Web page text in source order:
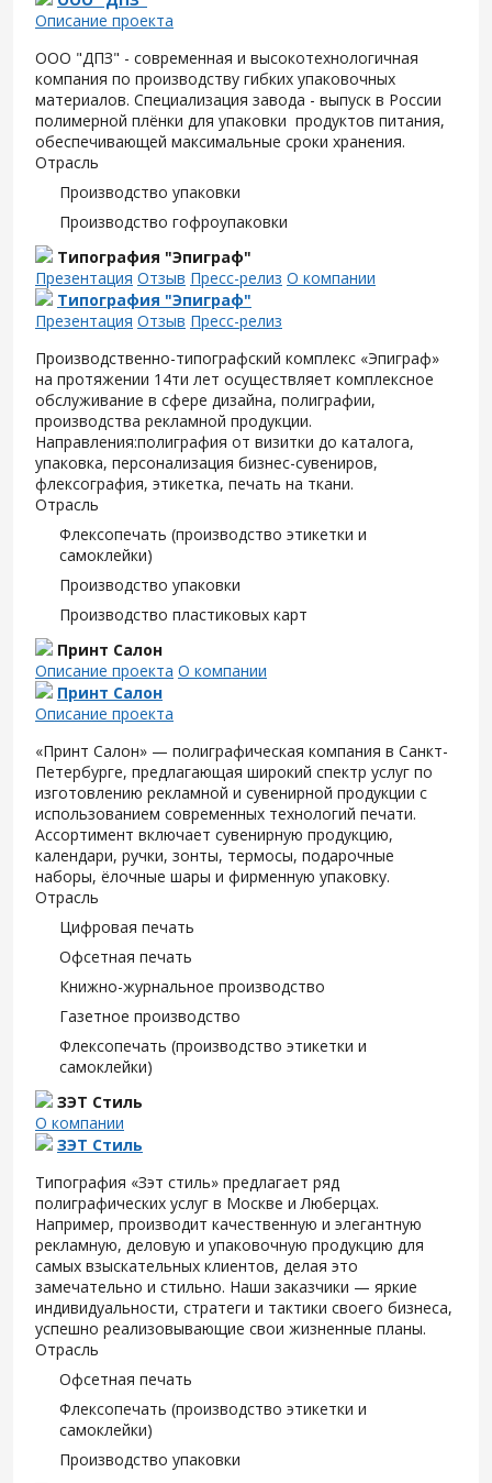
Описание проекта
ООО "ДПЗ" - современная и высокотехнологичная
компания по производству гибких упаковочных
материалов. Специализация завода - выпуск в России
полимерной плёнки для упаковки продуктов питания,
обеспечивающей максимальные сроки хранения.
Отрасль
Производство упаковки
Производство гофроупаковки
Типография "Эпиграф"
Презентация Отзыв Пресс-релиз О компании
Типография "Эпиграф"
Презентация Отзыв Пресс-релиз
Производственно-типографский комплекс «Эпиграф»
на протяжении 14ти лет осуществляет комплексное
обслуживание в сфере дизайна, полиграфии,
производства рекламной продукции.
Направления:полиграфия от визитки до каталога,
упаковка, персонализация бизнес-сувениров,
флексография, этикетка, печать на ткани.
Отрасль
Флексопечать (производство этикетки и
самоклейки)
Производство упаковки
Производство пластиковых карт
Принт Салон
Описание проекта О компании
Принт Салон
Описание проекта
«Принт Салон» — полиграфическая компания в Санкт-
Петербурге, предлагающая широкий спектр услуг по
изготовлению рекламной и сувенирной продукции с
использованием современных технологий печати.
Ассортимент включает сувенирную продукцию,
календари, ручки, зонты, термосы, подарочные
наборы, ёлочные шары и фирменную упаковку.
Отрасль
Цифровая печать
Офсетная печать
Книжно-журнальное производство
Газетное производство
Флексопечать (производство этикетки и
самоклейки)
ЗЭТ Стиль
О компании
ЗЭТ Стиль
Типография «Зэт cтиль» предлагает ряд
полиграфических услуг в Москве и Люберцах.
Например, производит качественную и элегантную
рекламную, деловую и упаковочную продукцию для
самых взыскательных клиентов, делая это
замечательно и стильно. Наши заказчики — яркие
индивидуальности, стратеги и тактики своего бизнеса,
успешно реализовывающие свои жизненные планы.
Отрасль
Офсетная печать
Флексопечать (производство этикетки и
самоклейки)
Производство упаковки